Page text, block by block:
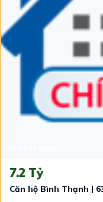
7.2 Tỷ
Căn hộ Bình Thạnh |